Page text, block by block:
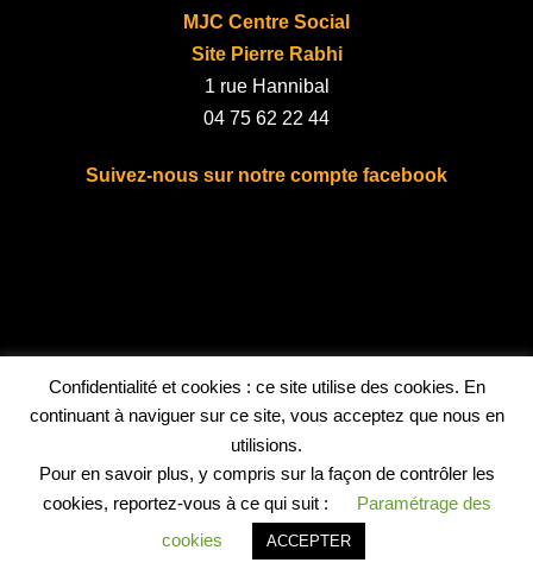
MJC Centre Social
Site Pierre Rabhi
1 rue Hannibal
04 75 62 22 44
Suivez-nous sur notre compte facebook
Vous souhaitez vous investir dans la vie de la MJC-Centre
Social ?
En fonction de votre temps et de vos envies, …
Prenez contact avec nous
Confidentialité et cookies : ce site utilise des cookies. En
continuant à naviguer sur ce site, vous acceptez que nous en
utilisions.
Pour en savoir plus, y compris sur la façon de contrôler les
cookies, reportez-vous à ce qui suit :
Paramétrage des
cookies
ACCEPTER